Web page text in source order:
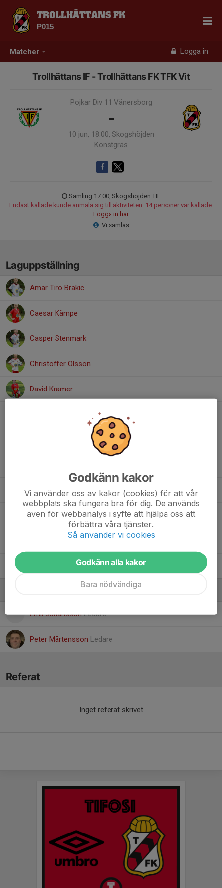
Matcher Logga in
TROLLHÄTTANS FK
P015
Trollhättans IF - Trollhättans FK TFK Vit
Pojkar Div 11 Vänersborg
-
10 jun, 18:00, Skogshöjden
Konstgräs
Samling 17:00, Skogshöjden TIF
Endast kallade kunde anmäla sig till aktiviteten. 14 personer var kallade.
Logga in här
Vi samlas
Laguppställning
Amar Tiro Brakic
Caesar Kämpe
Casper Stenmark
Christoffer Olsson
David Kramer
Theo Gull
Vincent Johansson
Walter Stridh
William Farhoud
Emil JohanssonLedare
Peter Mårtensson Ledare
Referat
Inget referat skrivet
Godkänn kakor
Vi använder oss av kakor (cookies) för att vår
webbplats ska fungera bra för dig. De används
även för webbanalys i syfte att hjälpa oss att
förbättra våra tjänster.
Så använder vi cookies
Godkänn alla kakor
Bara nödvändiga